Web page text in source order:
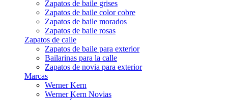
Zapatos de baile grises
Zapatos de baile color cobre
Zapatos de baile morados
Zapatos de baile rosas
Zapatos de calle
Zapatos de baile para exterior
Bailarinas para la calle
Zapatos de novia para exterior
Marcas
Werner Kern
Werner Kern Novias